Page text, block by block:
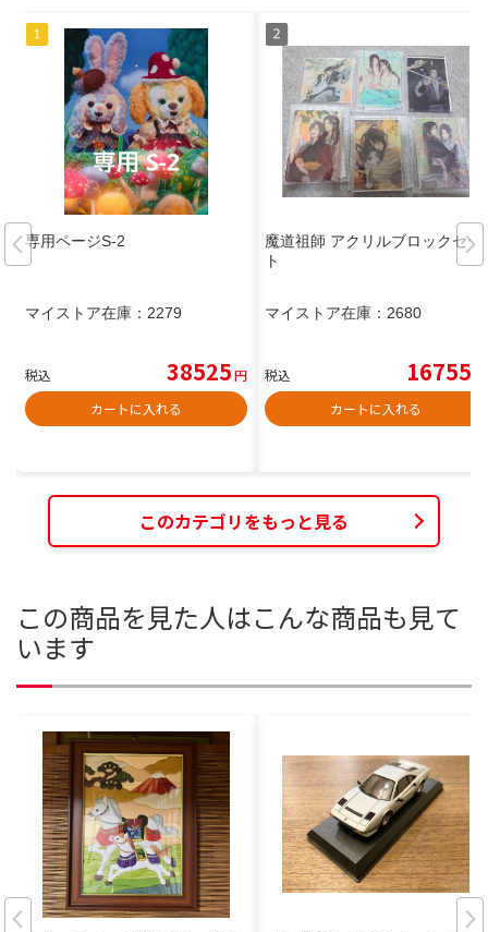
専用ページS-2
マイストア在庫： 2279
税込 38525円
カートに入れる
魔道祖師 アクリルブロックセッ
ト
マイストア在庫： 2680
税込 16755
カートに入れる
このカテゴリをもっと見る
この商品を見た人はこんな商品も見て
います